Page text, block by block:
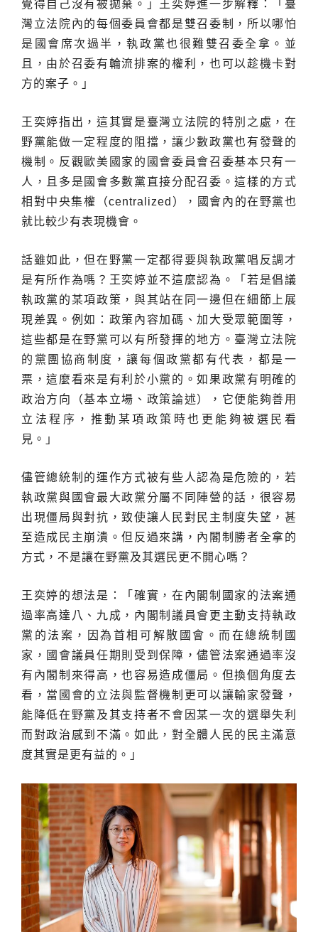
覺得自己沒有被拋棄。」王奕婷進一步解釋：「臺
灣立法院內的每個委員會都是雙召委制，所以哪怕
是國會席次過半，執政黨也很難雙召委全拿。並
且，由於召委有輪流排案的權利，也可以趁機卡對
方的案子。」
王奕婷指出，這其實是臺灣立法院的特別之處，在
野黨能做一定程度的阻擋，讓少數政黨也有發聲的
機制。反觀歐美國家的國會委員會召委基本只有一
人，且多是國會多數黨直接分配召委。這樣的方式
相對中央集權（centralized），國會內的在野黨也
就比較少有表現機會。
話雖如此，但在野黨一定都得要與執政黨唱反調才
是有所作為嗎？王奕婷並不這麼認為。「若是倡議
執政黨的某項政策，與其站在同一邊但在細節上展
現差異。例如：政策內容加碼、加大受眾範圍等，
這些都是在野黨可以有所發揮的地方。臺灣立法院
的黨團協商制度，讓每個政黨都有代表，都是一
票，這麼看來是有利於小黨的。如果政黨有明確的
政治方向（基本立場、政策論述），它便能夠善用
立法程序，推動某項政策時也更能夠被選民看
見。」
儘管總統制的運作方式被有些人認為是危險的，若
執政黨與國會最大政黨分屬不同陣營的話，很容易
出現僵局與對抗，致使讓人民對民主制度失望，甚
至造成民主崩潰。但反過來講，內閣制勝者全拿的
方式，不是讓在野黨及其選民更不開心嗎？
王奕婷的想法是：「確實，在內閣制國家的法案通
過率高達八、九成，內閣制議員會更主動支持執政
黨的法案，因為首相可解散國會。而在總統制國
家，國會議員任期則受到保障，儘管法案通過率沒
有內閣制來得高，也容易造成僵局。但換個角度去
看，當國會的立法與監督機制更可以讓輸家發聲，
能降低在野黨及其支持者不會因某一次的選舉失利
而對政治感到不滿。如此，對全體人民的民主滿意
度其實是更有益的。」